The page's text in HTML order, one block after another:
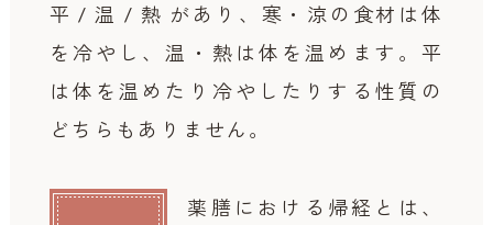
平 / 温 / 熱 があり、寒・涼の食材は体
を冷やし、温・熱は体を温めます。平
は体を温めたり冷やしたりする性質の
どちらもありません。
薬膳における帰経とは、